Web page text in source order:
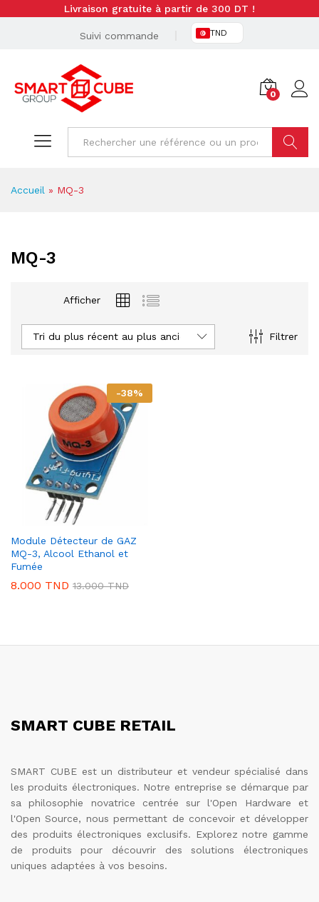
Livraison gratuite à partir de 300 DT !
Suivi commande TND
0
Accueil » MQ-3
MQ-3
Afficher
Filtrer
Tri du plus récent au plus ancien
-38%
Module Détecteur de GAZ
MQ-3, Alcool Ethanol et
Fumée
8.000 TND 13.000TND
SMART CUBE RETAIL
SMART CUBE est un distributeur et vendeur spécialisé dans
les produits électroniques. Notre entreprise se démarque par
sa philosophie novatrice centrée sur l'Open Hardware et
l'Open Source, nous permettant de concevoir et développer
des produits électroniques exclusifs. Explorez notre gamme
de produits pour découvrir des solutions électroniques
uniques adaptées à vos besoins.